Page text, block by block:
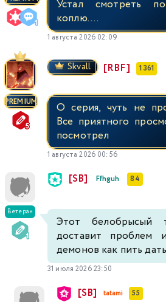
Устал смотреть
коплю….
1 августа 2026 02:09
PREMIUM
Skvall [RBF] 1 361
О серия, чуть не
Все приятного
посмотрел
1 августа 2026 00:56
Ветеран
[SB] Ffhguh 84
Этот
доставит проблем
демонов как пить дать
31 июля 2026 23:50
[SB] tatami 55